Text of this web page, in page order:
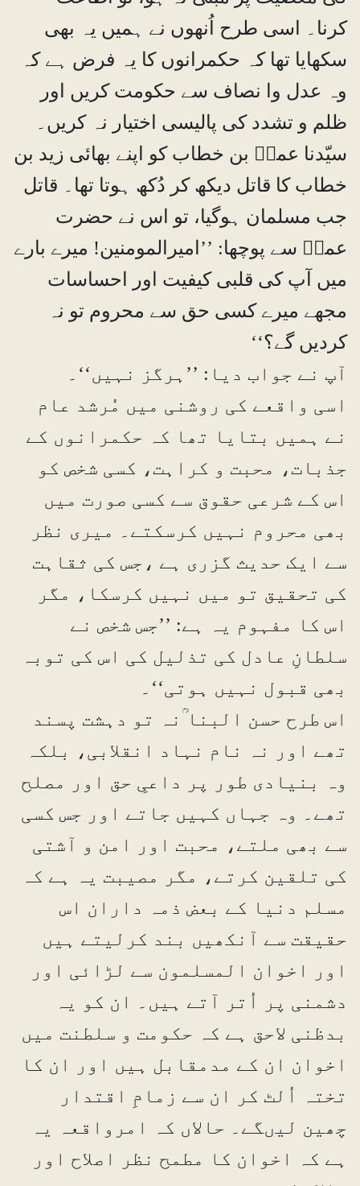
کرنا۔ اسی طرح اُنھوں نے ہمیں یہ بھی
سکھایا تھا کہ حکمرانوں کا یہ فرض ہے کہ
وہ عدل وا نصاف سے حکومت کریں اور
ظلم و تشدد کی پالیسی اختیار نہ کریں۔
سیّدنا عمرؓ بن خطاب کو اپنے بھائی زید بن
خطاب کا قاتل دیکھ کر دُکھ ہوتا تھا۔ قاتل
جب مسلمان ہوگیا، تو اس نے حضرت
عمرؓ سے پوچھا: ’’امیرالمومنین! میرے بارے
میں آپ کی قلبی کیفیت اور احساسات
مجھے میرے کسی حق سے محروم تو نہ
کردیں گے؟‘‘
آپ نے جواب دیا: ’’ہرگز نہیں‘‘۔
اسی واقعے کی روشنی میں مُرشد عام
نے ہمیں بتایا تھا کہ حکمرانوں کے
جذبات، محبت و کراہت، کسی شخص کو
اس کے شرعی حقوق سے کسی صورت میں
بھی محروم نہیں کرسکتے۔ میری نظر
سے ایک حدیث گزری ہے ،جس کی ثقاہت
کی تحقیق تو میں نہیں کرسکا، مگر
اس کا مفہوم یہ ہے: ’’جس شخص نے
سلطانِ عادل کی تذلیل کی اس کی توبہ
بھی قبول نہیں ہوتی‘‘۔
اس طرح حسن البنا ؒنہ تو دہشت پسند
تھے اور نہ نام نہاد انقلابی، بلکہ
وہ بنیادی طور پر داعیِ حق اور مصلح
تھے۔ وہ جہاں کہیں جاتے اور جس کسی
سے بھی ملتے، محبت اور امن و آشتی
کی تلقین کرتے، مگر مصیبت یہ ہے کہ
مسلم دنیا کے بعض ذمہ داران اس
حقیقت سے آنکھیں بند کرلیتے ہیں
اور اخوان المسلمون سے لڑائی اور
دشمنی پر اُتر آتے ہیں۔ ان کو یہ
بدظنی لاحق ہے کہ حکومت و سلطنت میں
اخوان ان کے مدمقابل ہیں اور ان کا
تختہ اُلٹ کر ان سے زمامِ اقتدار
چھین لیںگے۔ حالاں کہ امرواقعہ یہ
ہے کہ اخوان کا مطمح نظر اصلاح اور